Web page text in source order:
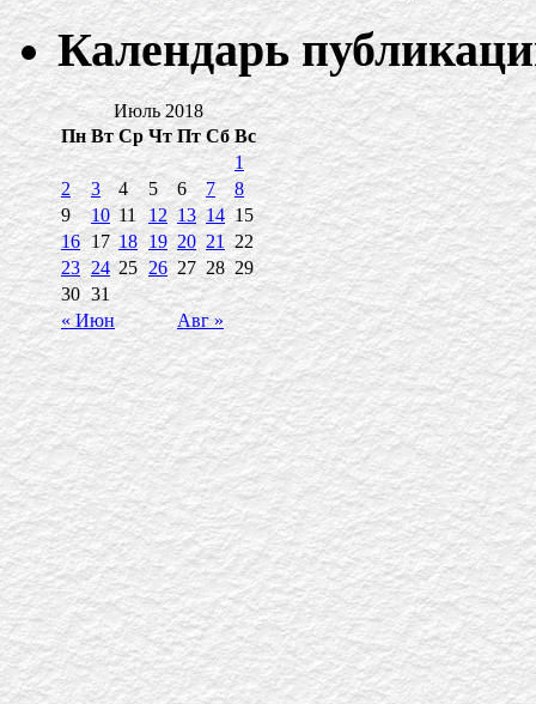
Календарь
Июль 2018
Пн Вт Ср Чт Пт Сб Вс
« Июн Авг »
1
2
3 4 5 6 7
8
9
10 11 12 13 14 15
16 17 18 19 20 21 22
23 24 25 26 27 28 29
30 31